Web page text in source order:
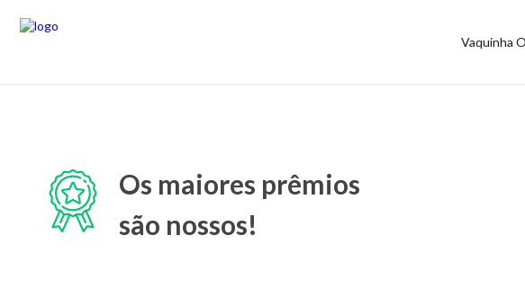
Vaquinha
Os maiores prêmios
são nossos!